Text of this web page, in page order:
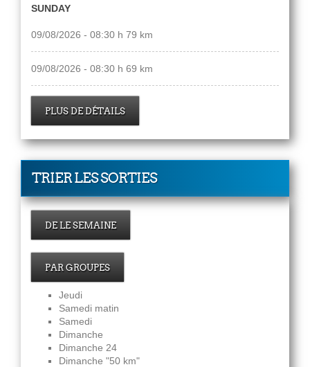
SUNDAY
09/08/2026 - 08:30 h 79 km
09/08/2026 - 08:30 h 69 km
PLUS DE DÉTAILS
TRIER LES SORTIES
DE LE SEMAINE
PAR GROUPES
Jeudi
Samedi matin
Samedi
Dimanche
Dimanche 24
Dimanche "50 km"